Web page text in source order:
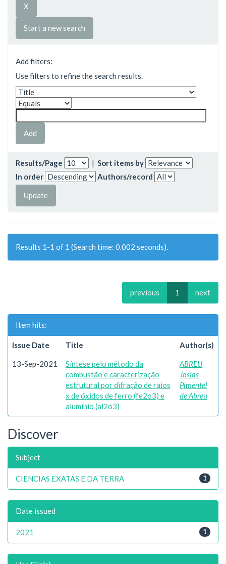
Start a new search
Add filters:
Use filters to refine the search results.
Results/Page | Sort items by
In order
Authors/record
Results 1-1 of 1 (Search time: 0.002 seconds).
previous 1 next
Item hits:
Issue Date Title Author(s)
13-Sep-2021
Síntese pelo método da
combustão e caracterização
estrutural por difração de raios
x de óxidos de ferro (fe2o3) e
alumínio (al2o3)
ABREU,
Josias
Pimentel
de Abreu
Discover
Subject
1
CIENCIAS EXATAS E DA TERRA
Date issued
1
2021